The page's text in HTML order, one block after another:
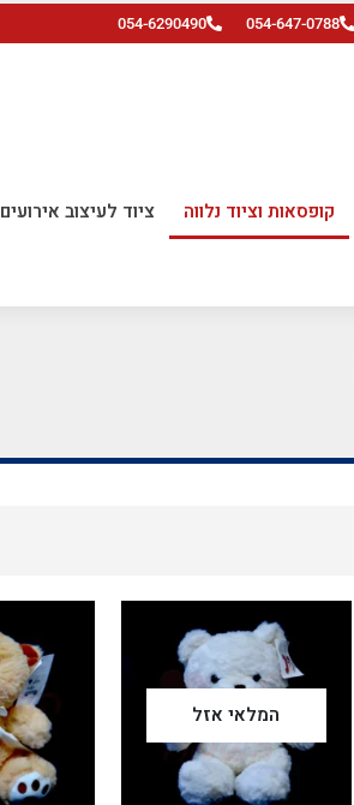
054-647-0788
054-6290490
קופסאות וציוד נלווה ציוד לעיצוב אירועים
המלאי אזל